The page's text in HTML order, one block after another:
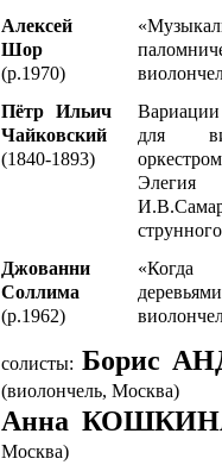
Алексей
Шор
(р.1970)
Пётр Ильич
Чайковский
(1840-1893)
для
оркестром
Джованни
Соллима
(р.1962)
солисты:Борис
(виолончель, Москва)
Анна
Москва)